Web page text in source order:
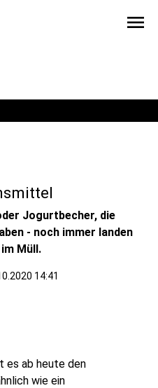
menu
Jogurtbecher, die
- noch immer landen
Müll.
14:41
es ab heute den
wie ein